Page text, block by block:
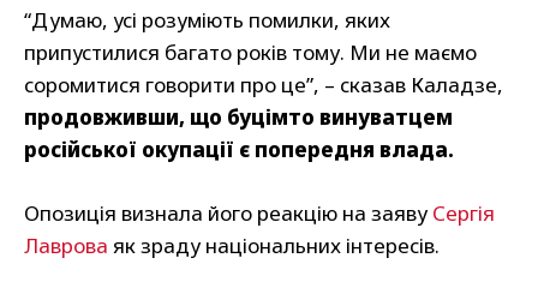
“Думаю, усі розуміють помилки, яких
припустилися багато років тому. Ми не маємо
соромитися говорити про це”, – сказав Каладзе,
продовживши, що буцімто винуватцем
російської окупації є попередня влада.
Опозиція визнала його реакцію на заяву Сергія
Лаврова як зраду національних інтересів.